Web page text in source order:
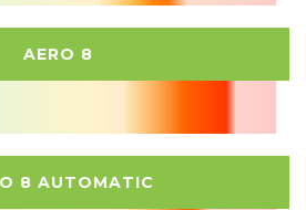
AERO 8
8 AUTOMATIC